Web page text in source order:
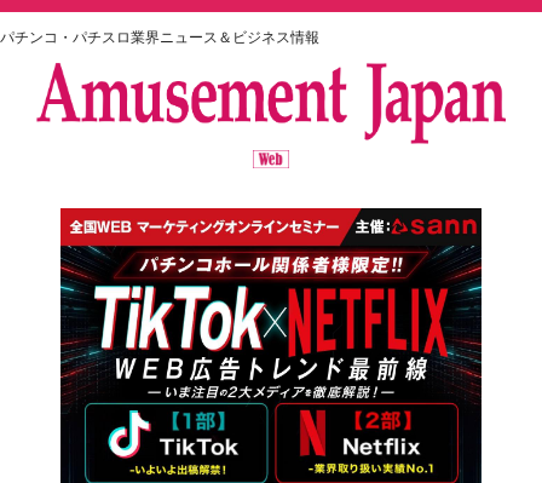
パチンコ・パチスロ業界ニュース＆ビジネス情報